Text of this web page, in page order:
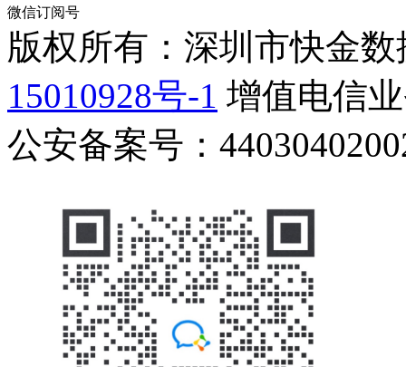
微信订阅号
版权所有：深圳市快金
15010928号-1 增值电信
公安备案号：